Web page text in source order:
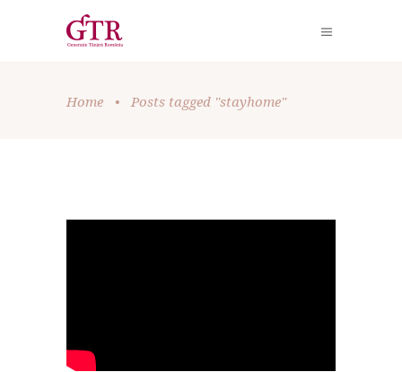
Home • Posts tagged "stayhome"